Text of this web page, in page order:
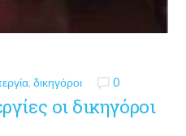
,δικηγόροι 0
οι δικηγόροι